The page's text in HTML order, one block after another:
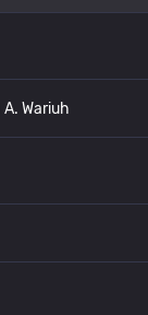
A. Wariuh